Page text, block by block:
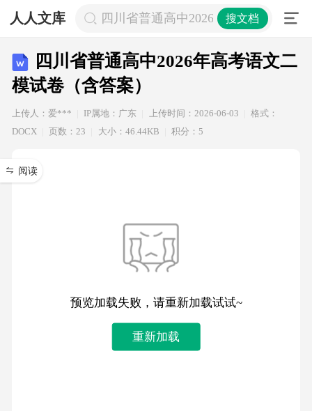
人人文库 四川省普通高中2026年高考语文二模
搜文档
四川省普通高中2026年高考语文二
模试卷（含答案）
上传人：爱*** IP属地：广东 上传时间：2026-06-03
格式：
DOCX
页数：23 大小：46.44KB 积分：5
阅读
预览加载失败，请重新加载试试~
重新加载